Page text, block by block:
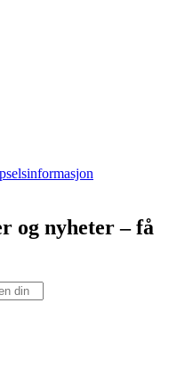
og nyheter – få